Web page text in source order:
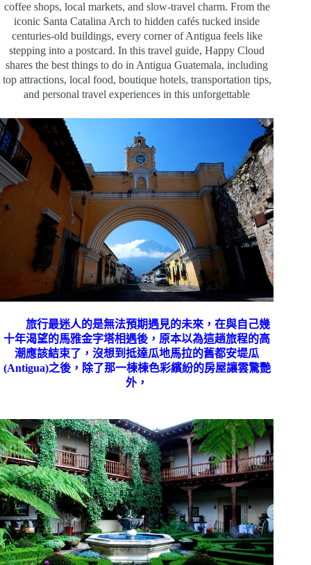
coffee shops, local markets, and slow-travel charm. From the
iconic Santa Catalina Arch to hidden cafés tucked inside
centuries-old buildings, every corner of Antigua feels like
stepping into a postcard. In this travel guide, Happy Cloud
shares the best things to do in Antigua Guatemala, including
top attractions, local food, boutique hotels, transportation tips,
and personal travel experiences in this unforgettable
旅行最迷人的是無法預期遇見的未來，在與自己幾
十年渴望的馬雅金字塔相遇後，原本以為這趟旅程的高
潮應該結束了，沒想到抵達瓜地馬拉的舊都安堤瓜
(Antigua)之後，除了那一棟棟色彩繽紛的房屋讓雲驚艷
外，